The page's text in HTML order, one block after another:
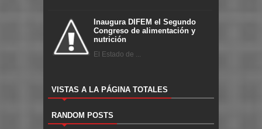
Inaugura DIFEM el Segundo
Congreso de alimentación y
nutrición
El Estado de ...
VISTAS A LA PÁGINA TOTALES
RANDOM POSTS